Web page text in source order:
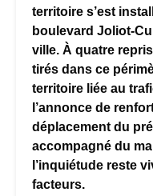
territoire s’est
boulevard Joliot-
ville. À quatre
tirés dans ce
territoire liée au
l’annonce de
déplacement du
accompagné du
l’inquiétude reste
facteurs.